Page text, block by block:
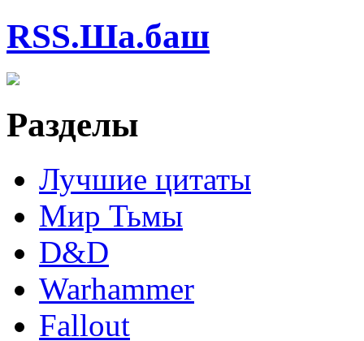
RSS.Ша.баш
Разделы
Лучшие цитаты
Мир Тьмы
D&D
Warhammer
Fallout